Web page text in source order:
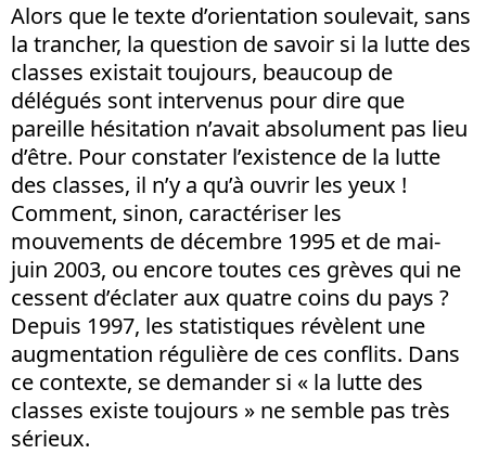
Alors que le texte d’orientation soulevait, sans
la trancher, la question de savoir si la lutte des
classes existait toujours, beaucoup de
délégués sont intervenus pour dire que
pareille hésitation n’avait absolument pas lieu
d’être. Pour constater l’existence de la lutte
des classes, il n’y a qu’à ouvrir les yeux !
Comment, sinon, caractériser les
mouvements de décembre 1995 et de mai-
juin 2003, ou encore toutes ces grèves qui ne
cessent d’éclater aux quatre coins du pays ?
Depuis 1997, les statistiques révèlent une
augmentation régulière de ces conflits. Dans
ce contexte, se demander si « la lutte des
classes existe toujours » ne semble pas très
sérieux.